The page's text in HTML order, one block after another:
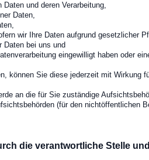
und deren Verarbeitung,
Daten,
wir Ihre Daten aufgrund gesetzlicher
Daten bei uns und
eingewilligt haben oder
können Sie diese jederzeit mit Wirkung
an die für Sie zuständige
(für den nichtöffentlichen
die verantwortliche Stelle